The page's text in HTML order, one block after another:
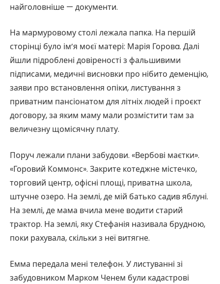
найголовніше — документи.
На мармуровому столі лежала папка. На першій
сторінці було ім’я моєї матері: Марія Горовa. Далі
йшли підроблені довіреності з фальшивими
підписами, медичні висновки про нібито деменцію,
заяви про встановлення опіки, листування з
приватним пансіонатом для літніх людей і проєкт
договору, за яким маму мали розмістити там за
величезну щомісячну плату.
Поруч лежали плани забудови. «Вербові маєтки».
«Горовий Коммонс». Закрите котеджне містечко,
торговий центр, офісні площі, приватна школа,
штучне озеро. На землі, де мій батько садив яблуні.
На землі, де мама вчила мене водити старий
трактор. На землі, яку Стефанія називала брудною,
поки рахувала, скільки з неї витягне.
Емма передала мені телефон. У листуванні зі
забудовником Марком Ченем були кадастрові